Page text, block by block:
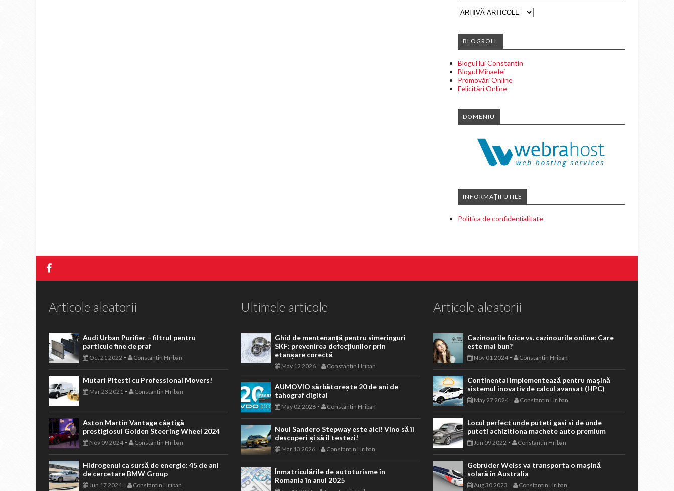
BLOGROLL
Blogul lui Constantin
Blogul Mihaelei
Promovări Online
Felicitări Online
DOMENIU
INFORMAȚII UTILE
Politica de confidențialitate
Articole aleatorii
Audi Urban Purifier – filtrul pentru
particule fine de praf
Oct 21 2022 - Constantin Hriban
Mutari Pitesti cu Professional Movers!
Mar 23 2021 - Constantin Hriban
Aston Martin Vantage câștigă
prestigiosul Golden Steering Wheel 2024
Nov 09 2024- Constantin Hriban
Hidrogenul ca sursă de energie: 45 de ani
de cercetare BMW Group
Jun 17 2024- Constantin Hriban
Ultimele articole
Ghid de mentenanță pentru simeringuri
SKF: prevenirea defecțiunilor prin
etanșare corectă
May 12 2026 - Constantin Hriban
AUMOVIO sărbătorește 20 de ani de
tahograf digital
May 02 2026 - Constantin Hriban
Noul Sandero Stepway este aici! Vino să îl
descoperi și să îl testezi!
Mar 13 2026 - Constantin Hriban
Înmatriculările de autoturisme în
Romania în anul 2025
Articole aleatorii
Cazinourile fizice vs. cazinourile online: Care
este mai bun?
Nov 01 2024- Constantin Hriban
Continental implementează pentru mașină
sistemul inovativ de calcul avansat (HPC)
May 27 2024- Constantin Hriban
Locul perfect unde puteti gasi si de unde
puteti achizitiona machete auto premium
Jun 09 2022 - Constantin Hriban
Gebrüder Weiss va transporta o mașină
solară în Australia
Aug 30 2023 - Constantin Hriban